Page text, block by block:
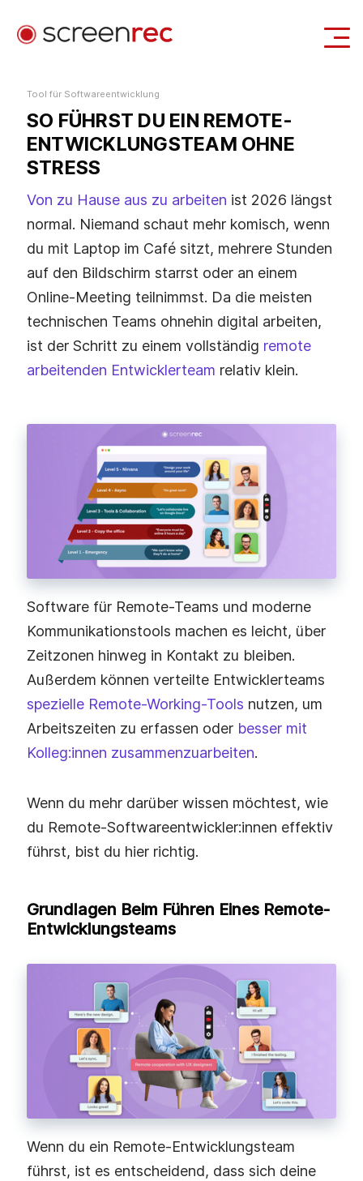
Anmelden Kostenlos Herunterladen
Tool für Softwareentwicklung
SO FÜHRST DU EIN REMOTE-
ENTWICKLUNGSTEAM OHNE
STRESS
Von zu Hause aus zu arbeiten ist 2026 längst
normal. Niemand schaut mehr komisch, wenn
du mit Laptop im Café sitzt, mehrere Stunden
auf den Bildschirm starrst oder an einem
Online-Meeting teilnimmst. Da die meisten
technischen Teams ohnehin digital arbeiten,
ist der Schritt zu einem vollständig remote
arbeitenden Entwicklerteam relativ klein.
Software für Remote-Teams und moderne
Kommunikationstools machen es leicht, über
Zeitzonen hinweg in Kontakt zu bleiben.
Außerdem können verteilte Entwicklerteams
spezielle Remote-Working-Tools nutzen, um
Arbeitszeiten zu erfassen oder besser mit
Kolleg:innen zusammenzuarbeiten.
Wenn du mehr darüber wissen möchtest, wie
du Remote-Softwareentwickler:innen effektiv
führst, bist du hier richtig.
Grundlagen Beim Führen Eines Remote-
Entwicklungsteams
Wenn du ein Remote-Entwicklungsteam
führst, ist es entscheidend, dass sich deine